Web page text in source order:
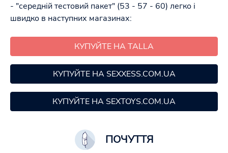
- "середній тестовий пакет" (53 - 57 - 60) легко і
швидко в наступних магазинах:
КУПУЙТЕ НА TALLA
КУПУЙТЕ НА SEXXESS.COM.UA
КУПУЙТЕ НА SEXTOYS.COM.UA
ПОЧУТТЯ